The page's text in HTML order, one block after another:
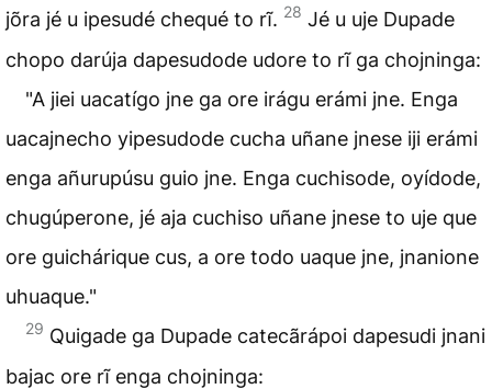
jõra jé u ipesudé chequé to rĩ. 28 Jé u uje Dupade
chopo darúja dapesudode udore to rĩ ga chojninga:
"A jiei uacatígo jne ga ore irágu erámi jne. Enga
uacajnecho yipesudode cucha uñane jnese iji erámi
enga añurupúsu guio jne. Enga cuchisode, oyídode,
chugúperone, jé aja cuchiso uñane jnese to uje que
ore guichárique cus, a ore todo uaque jne, jnanione
uhuaque."
29 Quigade ga Dupade catecãrápoi dapesudi jnani
bajac ore rĩ enga chojninga: